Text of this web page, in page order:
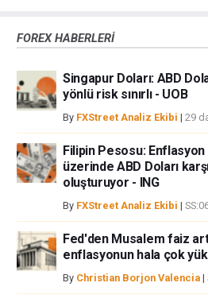
bir alan olmayabilir. Diğer finansal araçlar
iştahınızı dikkatlice gözden geçiriniz.
bireysel yazarlara aittir, fxstreet.com veya
etmemektedir. Bilgilerde hatalar yada
FXStreet’de verilen herhangi bir görüş,
veya fxstreet.comtarafından bu sitede
ortaklar yada katkıda bulunanlar tarafından
verilmiştir ve yatırım danışmanlığı teşkil
çıkabilecek herhangi bir kar kaybı herhangi
herhangi bir kayıp ya da hasar için
FOREX HABERLERİ
Singapur Doları: ABD
yönlü risk sınırlı - UOB
By FXStreet Analiz Ekibi | 29
Filipin Pesosu:
üzerinde ABD Doları
oluşturuyor - ING
By FXStreet Analiz Ekibi |
Fed'den Musalem faiz
enflasyonun hala çok
By Christian Borjon Valencia |